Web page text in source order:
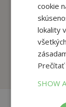
Zvuky
autor
Na sklade
cookie
lokality
Prečítať
SHOW